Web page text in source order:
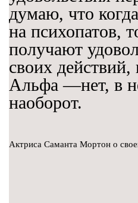
думаю, что
на психопатов,
получают
своих действий,
Альфа —нет, в
наоборот.
Актриса Саманта Мортон о